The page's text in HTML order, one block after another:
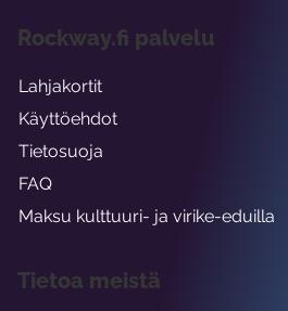
Rockway.fi palvelu
Lahjakortit
Käyttöehdot
Tietosuoja
FAQ
Maksu kulttuuri- ja virike-eduilla
Tietoa meistä